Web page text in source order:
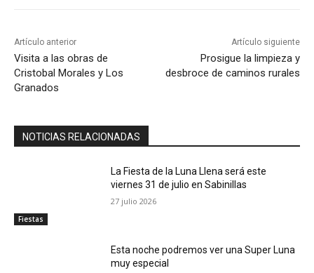
Artículo anterior
Visita a las obras de
Cristobal Morales y Los
Granados
Artículo siguiente
Prosigue la limpieza y
desbroce de caminos rurales
NOTICIAS RELACIONADAS
Fiestas
La Fiesta de la Luna Llena será este
viernes 31 de julio en Sabinillas
27 julio 2026
Esta noche podremos ver una Super Luna
muy especial